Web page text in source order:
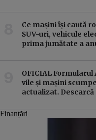
Ce mașini își caută
SUV-uri, vehicule
prima jumătate a
OFICIAL Formularul
vile și mașini
actualizat. Descarcă
Finanțări